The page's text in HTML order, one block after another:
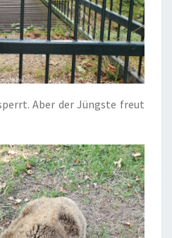
Aber der Jüngste freut